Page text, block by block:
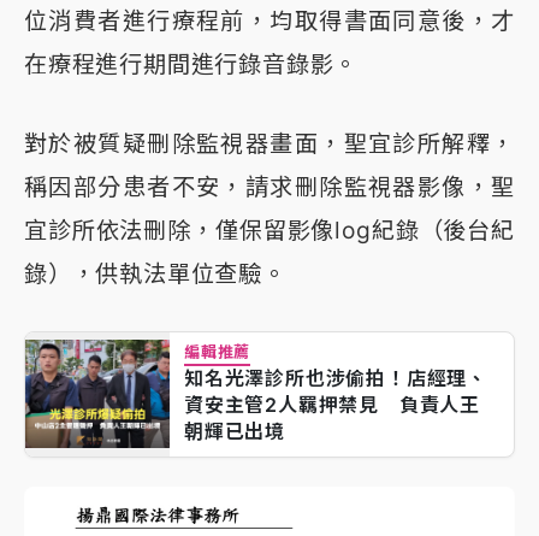
位消費者進行療程前，均取得書面同意後，才
在療程進行期間進行錄音錄影。
對於被質疑刪除監視器畫面，聖宜診所解釋，
稱因部分患者不安，請求刪除監視器影像，聖
宜診所依法刪除，僅保留影像log紀錄（後台紀
錄），供執法單位查驗。
編輯推薦
知名光澤診所也涉偷拍！店經理、
資安主管2人羈押禁見 負責人王
朝輝已出境